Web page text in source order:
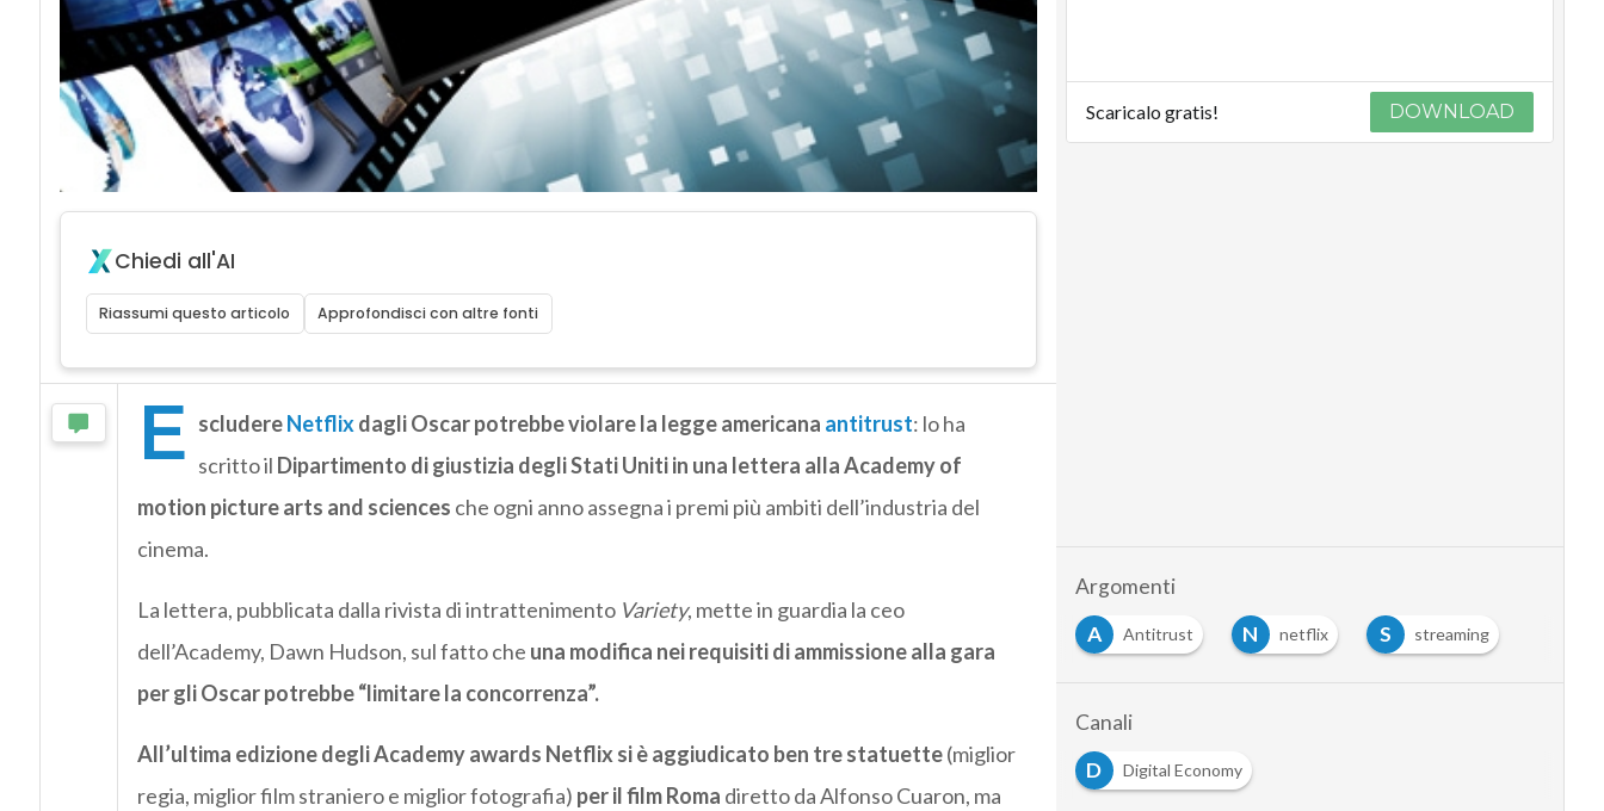
Chiedi all'AI
Riassumi questo articolo Approfondisci con altre fonti
E scludereNetflixdagli Oscar potrebbe violare la legge americana antitrust: lo ha
scritto il Dipartimento di giustizia degli Stati Uniti in una lettera alla Academy of
motion picture arts and sciences che ogni anno assegna i premi più ambiti dell’industria del
cinema.
La lettera, pubblicata dalla rivista di intrattenimento Variety, mette in guardia la ceo
dell’Academy, Dawn Hudson, sul fatto che una modifica nei requisiti di ammissione alla gara
per gli Oscar potrebbe “limitare la concorrenza”.
All’ultima edizione degli Academy awards Netflix si è aggiudicato ben tre statuette(miglior
regia, miglior film straniero e miglior fotografia) per il film Roma diretto da Alfonso Cuaron, ma
Scaricalo gratis! DOWNLOAD
Argomenti
A
Antitrust N netflix S streaming
Canali
D
Digital Economy